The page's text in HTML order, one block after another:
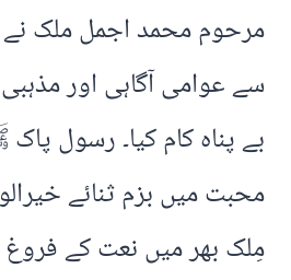
مرحوم محمد اجمل ملک نے
سے عوامی آگاہی اور
بے پناہ کام کیا۔ رسول
محبت میں بزم ثنائے
مِلک بھر میں نعت کے فروغ